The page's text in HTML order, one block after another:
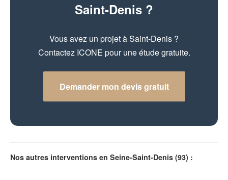
Saint-Denis ?
Vous avez un projet à Saint-Denis ?
Contactez ICONE pour une étude gratuite.
Demander mon devis gratuit
Nos autres interventions en Seine-Saint-Denis (93) :